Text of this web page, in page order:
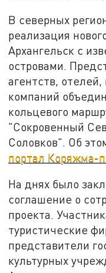
В северных
реализация
Архангельск с
островами.
агентств,
компаний
кольцевого
"Сокровенный
Соловков". Об
портал Коряжма-
На днях было
соглашение о
проекта.
туристические
представители
культурных